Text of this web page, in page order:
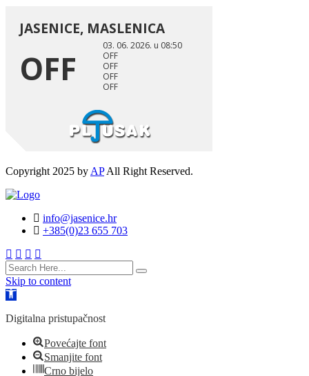
Copyright 2025 by APAll Right Reserved.
info@jasenice.hr
+385(0)23 655 703
search
here
Skip to content
Open
Digitalna pristupačnost
Povećajte font
Smanjite font
Crno bijelo